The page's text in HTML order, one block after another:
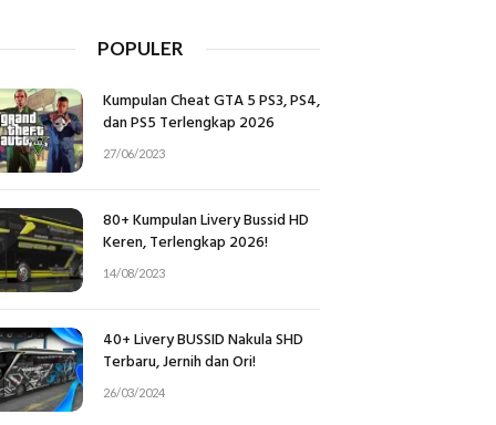
POPULER
Kumpulan Cheat GTA 5 PS3, PS4,
dan PS5 Terlengkap 2026
27/06/2023
80+ Kumpulan Livery Bussid HD
Keren, Terlengkap 2026!
14/08/2023
40+ Livery BUSSID Nakula SHD
Terbaru, Jernih dan Ori!
26/03/2024